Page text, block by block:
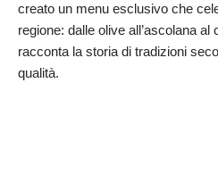
creato un menu esclusivo che
regione: dalle olive all’ascolana
racconta la storia di tradizioni
qualità.